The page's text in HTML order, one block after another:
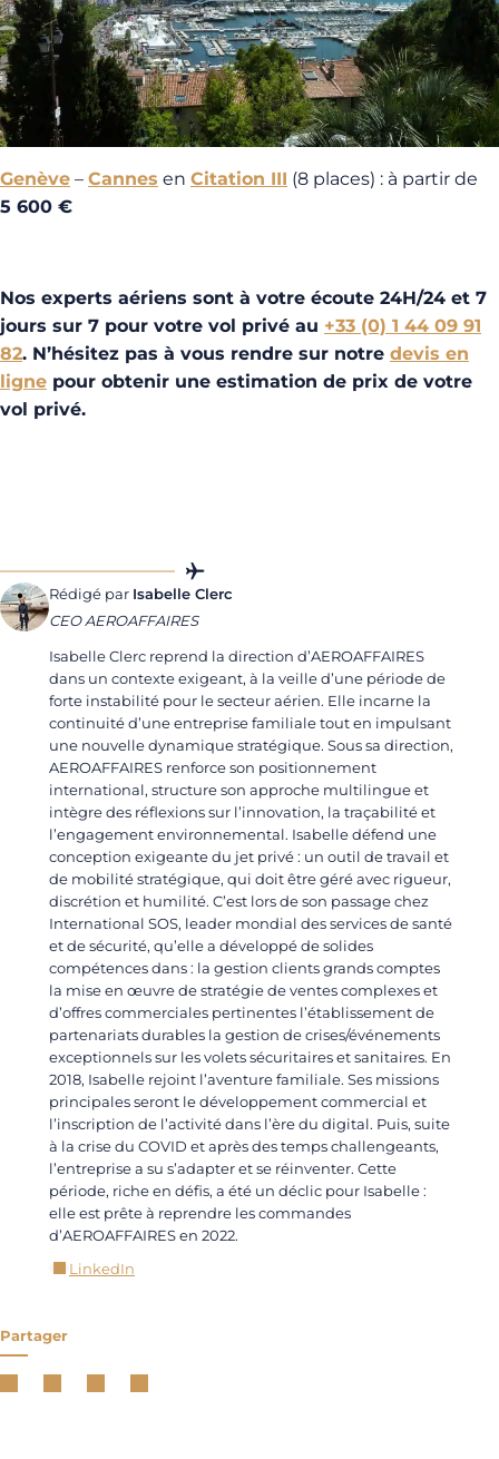
Genève – Cannes en Citation III (8 places) : à partir de
5 600 €
Nos experts aériens sont à votre écoute 24H/24 et 7
jours sur 7 pour votre vol privé au +33 (0) 1 44 09 91
82. N’hésitez pas à vous rendre sur notre devis en
ligne pour obtenir une estimation de prix de votre
vol privé.
Rédigé par Isabelle Clerc
CEO AEROAFFAIRES
Isabelle Clerc reprend la direction d’AEROAFFAIRES
dans un contexte exigeant, à la veille d’une période de
forte instabilité pour le secteur aérien. Elle incarne la
continuité d’une entreprise familiale tout en impulsant
une nouvelle dynamique stratégique. Sous sa direction,
AEROAFFAIRES renforce son positionnement
international, structure son approche multilingue et
intègre des réflexions sur l’innovation, la traçabilité et
l’engagement environnemental. Isabelle défend une
conception exigeante du jet privé : un outil de travail et
de mobilité stratégique, qui doit être géré avec rigueur,
discrétion et humilité. C’est lors de son passage chez
International SOS, leader mondial des services de santé
et de sécurité, qu’elle a développé de solides
compétences dans : la gestion clients grands comptes
la mise en œuvre de stratégie de ventes complexes et
d’offres commerciales pertinentes l’établissement de
partenariats durables la gestion de crises/événements
exceptionnels sur les volets sécuritaires et sanitaires. En
2018, Isabelle rejoint l’aventure familiale. Ses missions
principales seront le développement commercial et
l’inscription de l’activité dans l’ère du digital. Puis, suite
à la crise du COVID et après des temps challengeants,
l’entreprise a su s’adapter et se réinventer. Cette
période, riche en défis, a été un déclic pour Isabelle :
elle est prête à reprendre les commandes
d’AEROAFFAIRES en 2022.
LinkedIn
Partager